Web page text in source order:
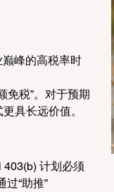
峰的高税率时
免税”。对于预期
具长远价值。
计划必须
“助推”